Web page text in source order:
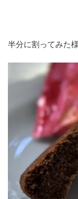
半分に割ってみた